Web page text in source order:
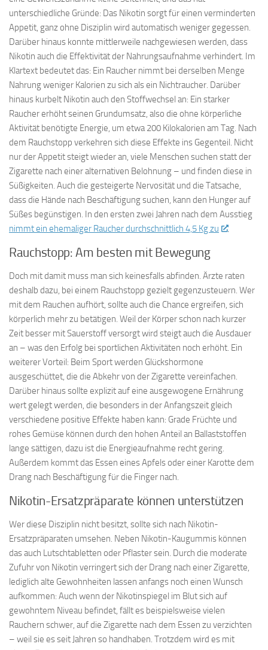
unterschiedliche Gründe: Das Nikotin sorgt für einen verminderten
Appetit, ganz ohne Disziplin wird automatisch weniger gegessen.
Darüber hinaus konnte mittlerweile nachgewiesen werden, dass
Nikotin auch die Effektivität der Nahrungsaufnahme verhindert. Im
Klartext bedeutet das: Ein Raucher nimmt bei derselben Menge
Nahrung weniger Kalorien zu sich als ein Nichtraucher. Darüber
hinaus kurbelt Nikotin auch den Stoffwechsel an: Ein starker
Raucher erhöht seinen Grundumsatz, also die ohne körperliche
Aktivität benötigte Energie, um etwa 200 Kilokalorien am Tag. Nach
dem Rauchstopp verkehren sich diese Effekte ins Gegenteil. Nicht
nur der Appetit steigt wieder an, viele Menschen suchen statt der
Zigarette nach einer alternativen Belohnung – und finden diese in
Süßigkeiten. Auch die gesteigerte Nervosität und die Tatsache,
dass die Hände nach Beschäftigung suchen, kann den Hunger auf
Süßes begünstigen. In den ersten zwei Jahren nach dem Ausstieg
nimmt ein ehemaliger Raucher durchschnittlich 4,5 Kg zu
.
Rauchstopp: Am besten mit Bewegung
Doch mit damit muss man sich keinesfalls abfinden. Ärzte raten
deshalb dazu, bei einem Rauchstopp gezielt gegenzusteuern. Wer
mit dem Rauchen aufhört, sollte auch die Chance ergreifen, sich
körperlich mehr zu betätigen. Weil der Körper schon nach kurzer
Zeit besser mit Sauerstoff versorgt wird steigt auch die Ausdauer
an – was den Erfolg bei sportlichen Aktivitäten noch erhöht. Ein
weiterer Vorteil: Beim Sport werden Glückshormone
ausgeschüttet, die die Abkehr von der Zigarette vereinfachen.
Darüber hinaus sollte explizit auf eine ausgewogene Ernährung
wert gelegt werden, die besonders in der Anfangszeit gleich
verschiedene positive Effekte haben kann: Grade Früchte und
rohes Gemüse können durch den hohen Anteil an Ballaststoffen
lange sättigen, dazu ist die Energieaufnahme recht gering.
Außerdem kommt das Essen eines Apfels oder einer Karotte dem
Drang nach Beschäftigung für die Finger nach.
Nikotin-Ersatzpräparate können unterstützen
Wer diese Disziplin nicht besitzt, sollte sich nach Nikotin-
Ersatzpräparaten umsehen. Neben Nikotin-Kaugummis können
das auch Lutschtabletten oder Pflaster sein. Durch die moderate
Zufuhr von Nikotin verringert sich der Drang nach einer Zigarette,
lediglich alte Gewohnheiten lassen anfangs noch einen Wunsch
aufkommen: Auch wenn der Nikotinspiegel im Blut sich auf
gewohntem Niveau befindet, fällt es beispielsweise vielen
Rauchern schwer, auf die Zigarette nach dem Essen zu verzichten
– weil sie es seit Jahren so handhaben. Trotzdem wird es mit